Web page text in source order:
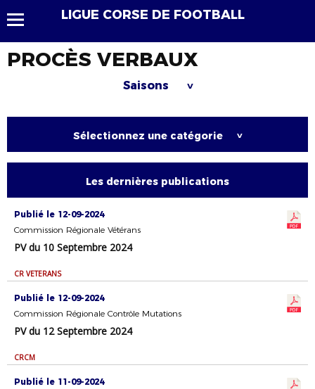
LIGUE CORSE DE FOOTBALL
PROCÈS VERBAUX
Saisons >
Sélectionnez une catégorie >
Les dernières publications
Publié le 12-09-2024
Commission Régionale Vétérans
PV du 10 Septembre 2024
CR VETERANS
Publié le 12-09-2024
Commission Régionale Contrôle Mutations
PV du 12 Septembre 2024
CRCM
Publié le 11-09-2024